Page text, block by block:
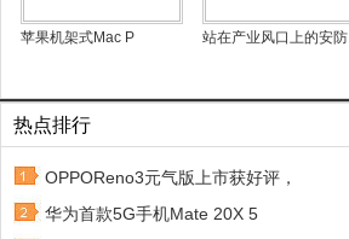
苹果机架式Mac P 站在产业风口上的安防
热点排行
OPPOReno3元气版上市获好评，
华为首款5G手机Mate 20X 5